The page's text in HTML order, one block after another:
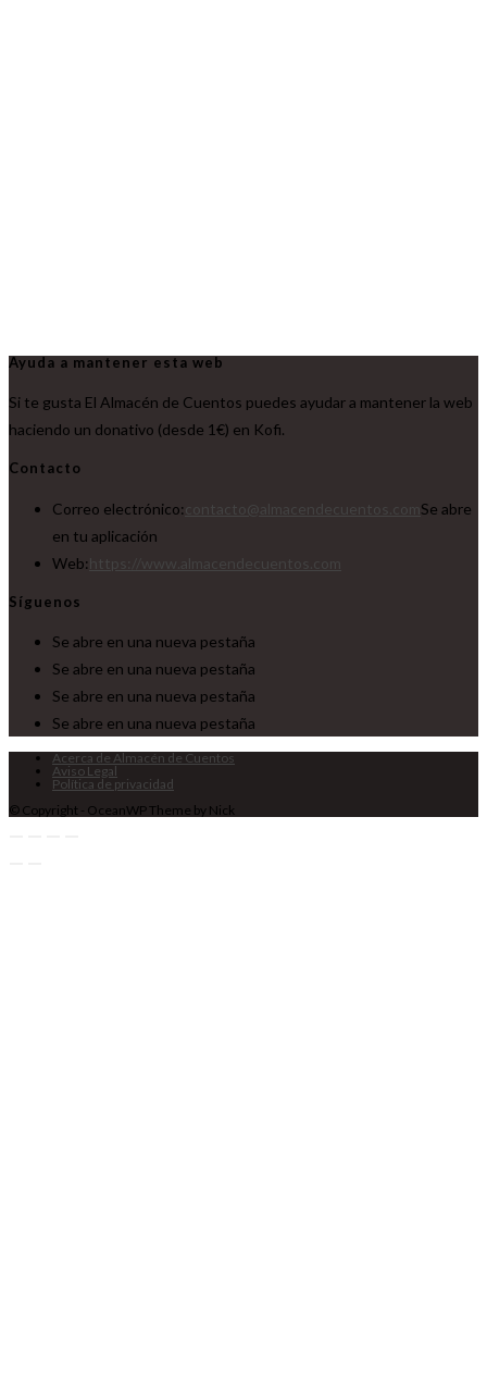
Ayuda a mantener esta web
Si te gusta El Almacén de Cuentos puedes ayudar a mantener la web
haciendo un donativo (desde 1€) en Kofi.
Contacto
Correo electrónico:
Se abre
en tu aplicación
Web:
Síguenos
Se abre en una nueva pestaña
Se abre en una nueva pestaña
Se abre en una nueva pestaña
Se abre en una nueva pestaña
Acerca de Almacén de Cuentos
Aviso Legal
Política de privacidad
© Copyright - OceanWP Theme by Nick